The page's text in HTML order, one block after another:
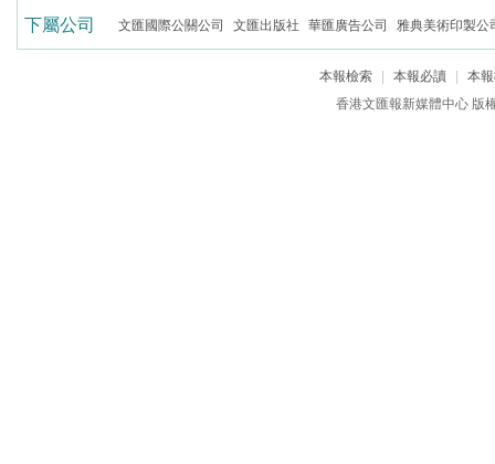
下屬公司 文匯國際公關公司 文匯出版社 華匯廣告公司 雅典美術印製公
本報檢索 本報必讀
本
香港文匯報新媒體中心 版